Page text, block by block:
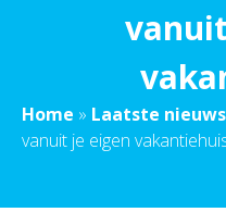
Home » Laatste nieuws
vanuit je eigen